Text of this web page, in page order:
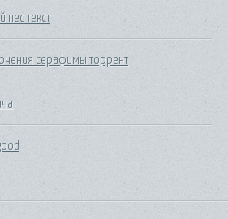
текст
серафимы торрент